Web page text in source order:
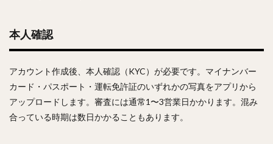
本人確認
アカウント作成後、本人確認（KYC）が必要です。マイナンバー
カード・パスポート・運転免許証のいずれかの写真をアプリから
アップロードします。審査には通常1〜3営業日かかります。混み
合っている時期は数日かかることもあります。